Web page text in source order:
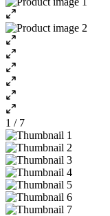
1 / 7